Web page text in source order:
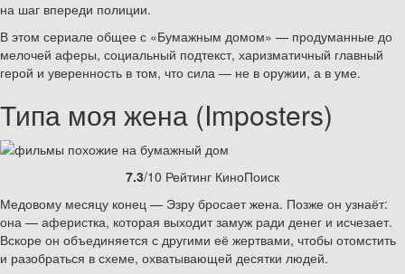
на шаг впереди полиции.
В этом сериале общее с «Бумажным домом» — продуманные до
мелочей аферы, социальный подтекст, харизматичный главный
герой и уверенность в том, что сила — не в оружии, а в уме.
Типа моя жена (Imposters)
7.3/10 Рейтинг КиноПоиск
Медовому месяцу конец — Эзру бросает жена. Позже он узнаёт:
она — аферистка, которая выходит замуж ради денег и исчезает.
Вскоре он объединяется с другими её жертвами, чтобы отомстить
и разобраться в схеме, охватывающей десятки людей.